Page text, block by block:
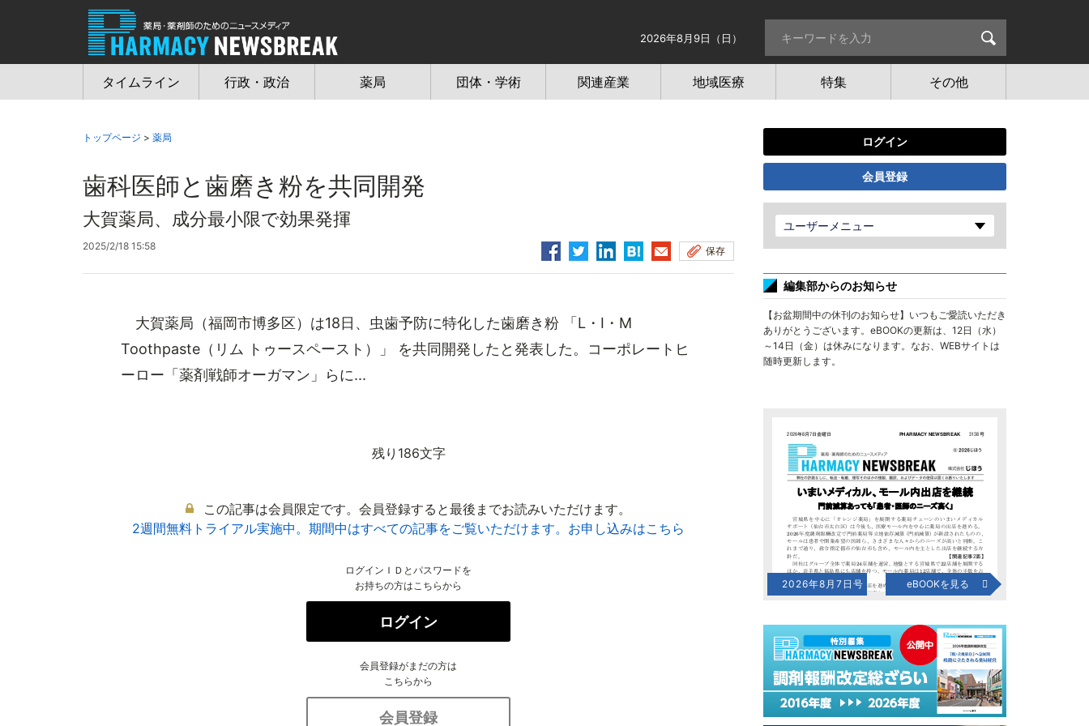
2026年8月9日（日）
タイムライン 行政・政治 薬局 団体・学術 関連産業 地域医療 特集 その他
トップページ > 薬局
歯科医師と歯磨き粉を共同開発
大賀薬局、成分最小限で効果発揮
2025/2/18 15:58 保存
大賀薬局（福岡市博多区）は18日、虫歯予防に特化した歯磨き粉 「L・I・M
Toothpaste（リム トゥースペースト）」 を共同開発したと発表した。コーポレートヒ
ーロー「薬剤戦師オーガマン」らに...
残り186文字
この記事は会員限定です。会員登録すると最後までお読みいただけます。
2週間無料トライアル実施中。期間中はすべての記事をご覧いただけます。お申し込みはこちら
ログインＩＤとパスワードを
お持ちの方はこちらから
ログイン
会員登録がまだの方は
こちらから
会員登録
ログイン
会員登録
ユーザーメニュー
編集部からのお知らせ
【お盆期間中の休刊のお知らせ】いつもご愛読いただき
ありがとうございます。eBOOKの更新は、12日（水）
～14日（金）は休みになります。なお、WEBサイトは
随時更新します。
2026年8月7日号 eBOOKを見る